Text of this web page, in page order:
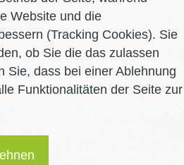
Ortsgruppe Iggelbach
Website und die
(Tracking Cookies). Sie
ob Sie die das zulassen
Sie, dass bei einer Ablehnung
Funktionalitäten der Seite zur